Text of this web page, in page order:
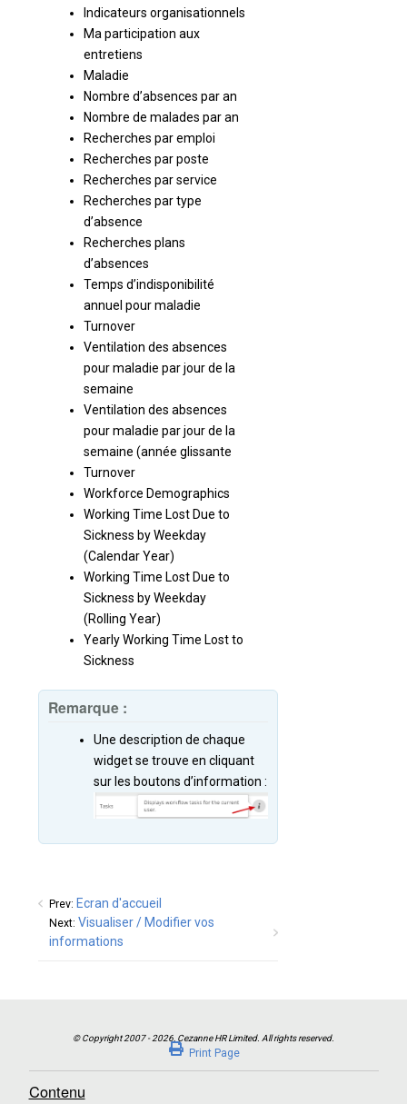
Indicateurs organisationnels
Ma participation aux
entretiens
Maladie
Nombre d’absences par an
Nombre de malades par an
Recherches par emploi
Recherches par poste
Recherches par service
Recherches par type
d’absence
Recherches plans
d’absences
Temps d’indisponibilité
annuel pour maladie
Turnover
Ventilation des absences
pour maladie par jour de la
semaine
Ventilation des absences
pour maladie par jour de la
semaine (année glissante
Turnover
Workforce Demographics
Working Time Lost Due to
Sickness by Weekday
(Calendar Year)
Working Time Lost Due to
Sickness by Weekday
(Rolling Year)
Yearly Working Time Lost to
Sickness
Remarque :
Une description de chaque
widget se trouve en cliquant
sur les boutons d’information :
Prev: Ecran d'accueil
Next: Visualiser / Modifier vos
informations
Contenu
Print Page